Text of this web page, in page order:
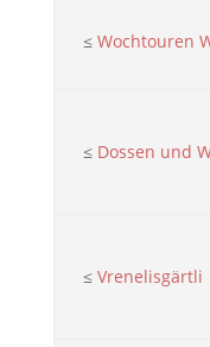
≤ Wochtouren
≤ Dossen und
≤ Vrenelisgärtli